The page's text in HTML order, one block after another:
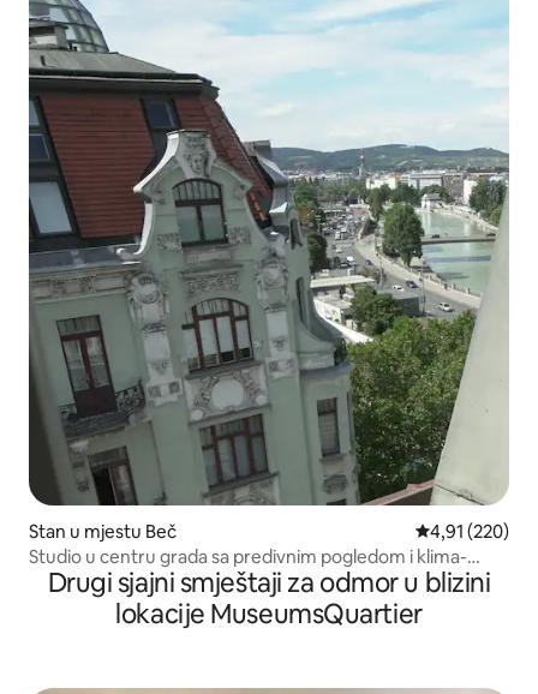
Stan u mjestu Beč prosječna
4,91 (220)
Studio u centru grada sa predivnim pogledom i klima-
uređajem
Drugi sjajni smještaji za odmor u blizini
lokacije MuseumsQuartier